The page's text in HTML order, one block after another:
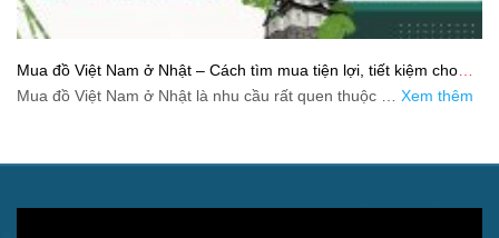
Mua đồ Việt Nam ở Nhật – Cách tìm mua tiện lợi, tiết kiệm cho
người xa quê
Mua đồ Việt Nam ở Nhật là nhu cầu rất quen thuộc … Xem thêm